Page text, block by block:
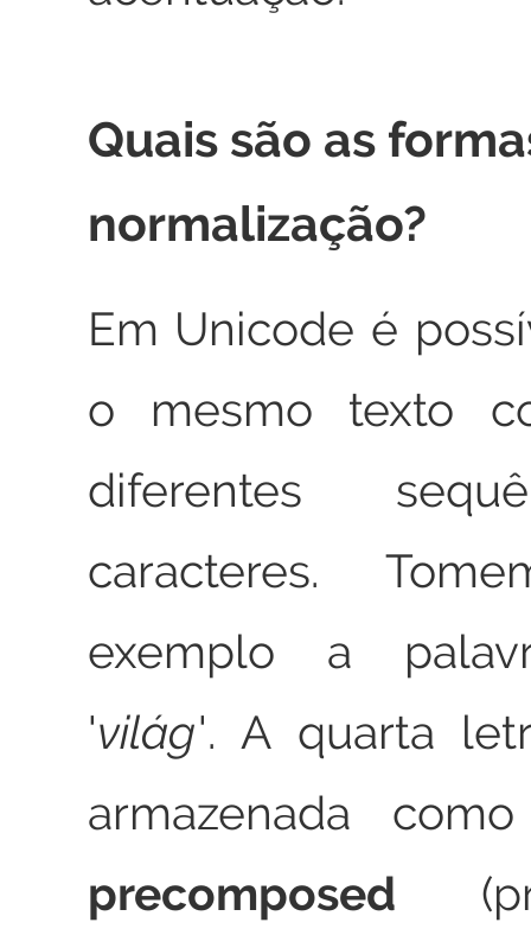
Quais são as
normalização?
Em Unicode é
o mesmo texto
diferentes
caracteres.
exemplo a
világ . A quarta
armazenada
precomposed